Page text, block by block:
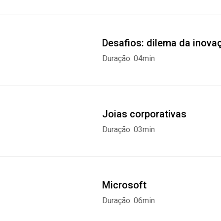
Desafios: dilema da
Duração: 04min
Joias corporativas
Duração: 03min
Microsoft
Duração: 06min